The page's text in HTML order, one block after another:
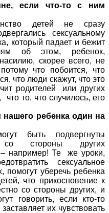
если что-то с ним
детей не сразу
сексуальному
который падает и бежит
об этом, ребенок,
скорее всего, не
что побоится, что
что люди скажут, что это
родителей или других
что то, что случилось, его
ребенка один на
быть подвергнуты
со стороны других
– например! Те же уроки,
сексуальное
помогут уберечь ребенка
что прикосновение к
со стороны других, и
говорить, если кто-то
их чувствовать